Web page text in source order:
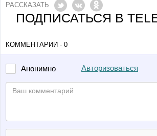
РАССКАЗАТЬ
ПОДПИСАТЬСЯ В
КОММЕНТАРИИ - 0
Анонимно Авторизоваться